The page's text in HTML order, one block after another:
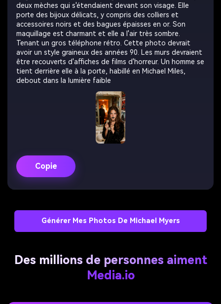
deux mèches qui s'étendaient devant son visage. Elle
porte des bijoux délicats, y compris des colliers et
accessoires noirs et des bagues épaisses en or. Son
maquillage est charmant et elle a l'air très sombre.
Tenant un gros téléphone rétro. Cette photo devrait
avoir un style graineux des années 90. Les murs devraient
être recouverts d'affiches de films d'horreur. Un homme se
tient derrière elle à la porte, habillé en Michael Miles,
debout dans la lumière faible
Copie
Générer Mes Photos De Michael Myers
Des millions de personnes aiment
Media.io